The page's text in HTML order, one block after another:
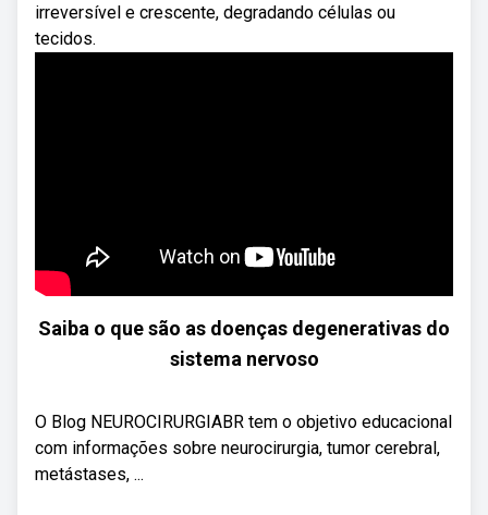
irreversível e crescente, degradando células ou
tecidos.
Saiba o que são as doenças degenerativas do
sistema nervoso
O Blog NEUROCIRURGIABR tem o objetivo educacional
com informações sobre neurocirurgia, tumor cerebral,
metástases, ...